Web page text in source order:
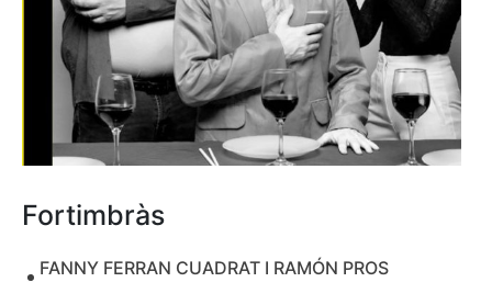
Fortimbràs
FANNY FERRAN CUADRAT I RAMÓN PROS